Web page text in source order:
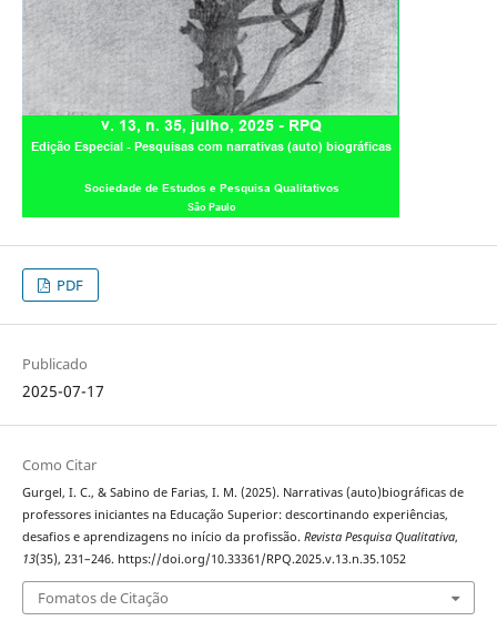
PDF
Publicado
2025-07-17
Como Citar
Gurgel, I. C., & Sabino de Farias, I. M. (2025). Narrativas (auto)biográficas de
professores iniciantes na Educação Superior: descortinando experiências,
desafios e aprendizagens no início da profissão. Revista Pesquisa Qualitativa,
13(35), 231–246. https://doi.org/10.33361/RPQ.2025.v.13.n.35.1052
Fomatos de Citação